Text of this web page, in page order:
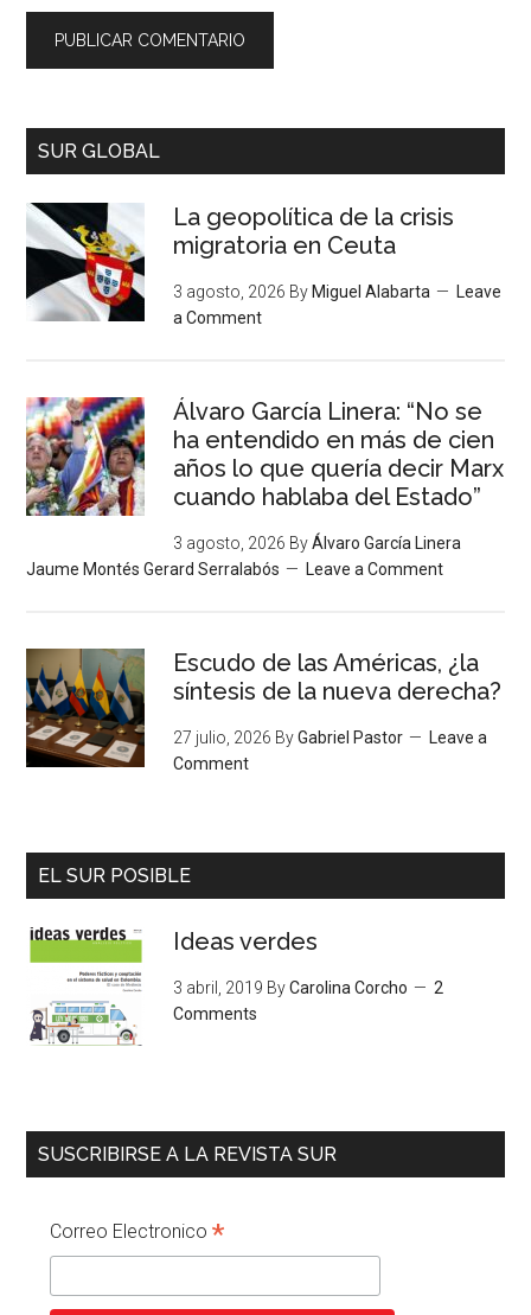
SUR GLOBAL
La geopolítica de la crisis
migratoria en Ceuta
3 agosto, 2026 By Miguel Alabarta
Leave
a Comment
Álvaro García Linera: “No se
ha entendido en más de cien
años lo que quería decir Marx
cuando hablaba del Estado”
3 agosto, 2026 ByÁlvaro García Linera
Jaume Montés Gerard Serralabós
Leave a Comment
Escudo de las Américas, ¿la
síntesis de la nueva derecha?
27 julio, 2026 ByGabriel Pastor
Leave a
Comment
EL SUR POSIBLE
Ideas verdes
3 abril, 2019 ByCarolina Corcho
2
Comments
SUSCRIBIRSE A LA REVISTA SUR
Correo Electronico*